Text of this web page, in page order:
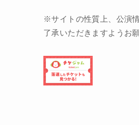
※サイトの性質上、公演
了承いただきますようお